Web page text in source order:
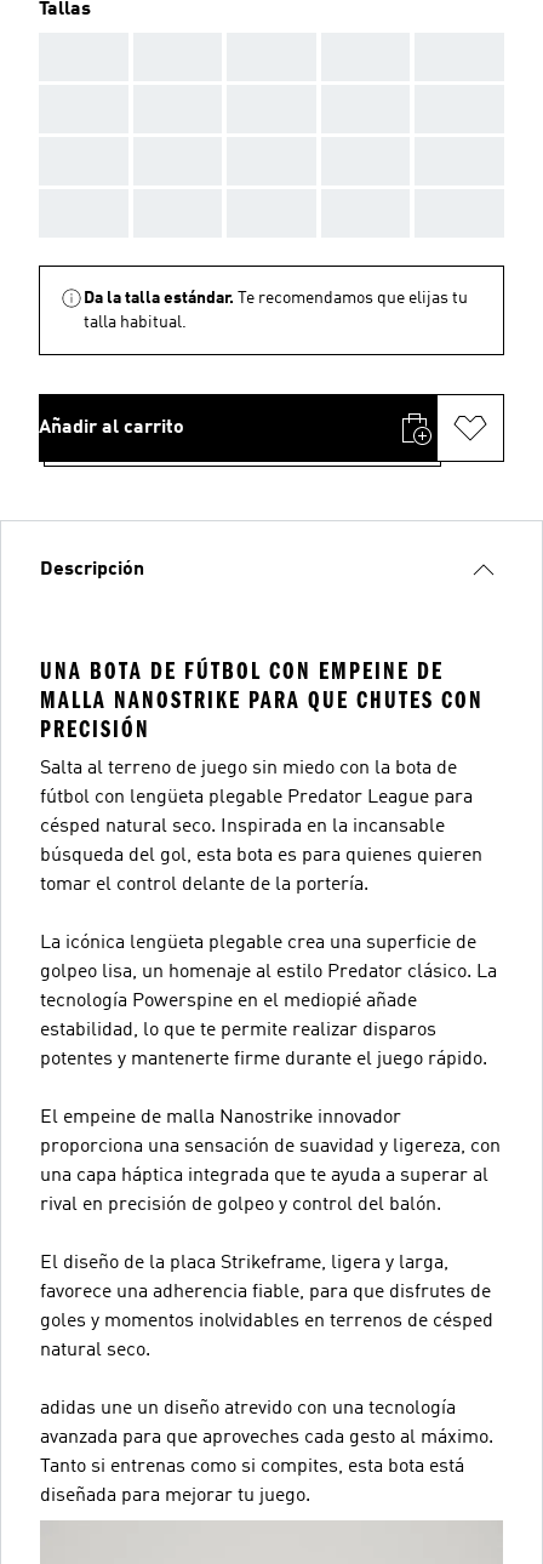
Tallas
Da la talla estándar.
Te recomendamos que elijas tu
talla habitual.
Añadir al carrito
Descripción
UNA BOTA DE FÚTBOL CON EMPEINE DE
MALLA NANOSTRIKE PARA QUE CHUTES CON
PRECISIÓN
Salta al terreno de juego sin miedo con la bota de
fútbol con lengüeta plegable Predator League para
césped natural seco. Inspirada en la incansable
búsqueda del gol, esta bota es para quienes quieren
tomar el control delante de la portería.
La icónica lengüeta plegable crea una superficie de
golpeo lisa, un homenaje al estilo Predator clásico. La
tecnología Powerspine en el mediopié añade
estabilidad, lo que te permite realizar disparos
potentes y mantenerte firme durante el juego rápido.
El empeine de malla Nanostrike innovador
proporciona una sensación de suavidad y ligereza, con
una capa háptica integrada que te ayuda a superar al
rival en precisión de golpeo y control del balón.
El diseño de la placa Strikeframe, ligera y larga,
favorece una adherencia fiable, para que disfrutes de
goles y momentos inolvidables en terrenos de césped
natural seco.
adidas une un diseño atrevido con una tecnología
avanzada para que aproveches cada gesto al máximo.
Tanto si entrenas como si compites, esta bota está
diseñada para mejorar tu juego.